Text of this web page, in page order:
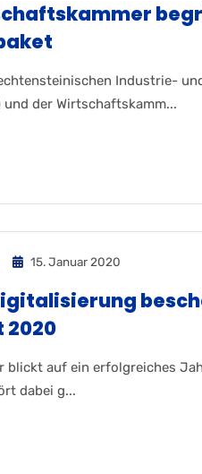
Industrie-
und der Wirtschaftskamm...
15. Januar 2020
blickt auf ein erfolgreiches
dabei g...